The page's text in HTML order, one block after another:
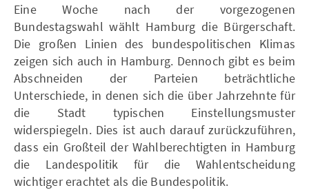
Eine Woche nach der vorgezogenen
Bundestagswahl wählt Hamburg die Bürgerschaft.
Die großen Linien des bundespolitischen Klimas
zeigen sich auch in Hamburg. Dennoch gibt es beim
Abschneiden der Parteien beträchtliche
Unterschiede, in denen sich die über Jahrzehnte für
die Stadt typischen Einstellungsmuster
widerspiegeln. Dies ist auch darauf zurückzuführen,
dass ein Großteil der Wahlberechtigten in Hamburg
die Landespolitik für die Wahlentscheidung
wichtiger erachtet als die Bundespolitik.